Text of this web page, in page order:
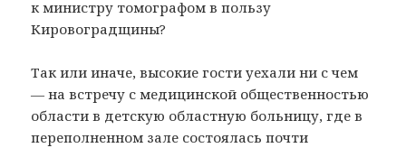
к министру томографом в пользу
Кировоградщины?
Так или иначе, высокие гости уехали ни с чем
— на встречу с медицинской общественностью
области в детскую областную больницу, где в
переполненном зале состоялась почти